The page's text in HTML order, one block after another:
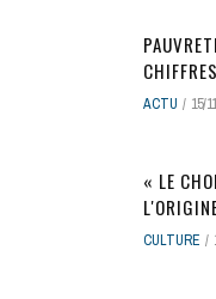
ACTU 15/
« LE
CULTURE